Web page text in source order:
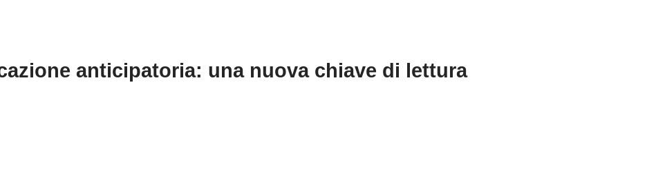
anticipatoria: una nuova chiave di lettura